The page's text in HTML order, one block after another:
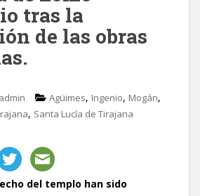
tras la
de las obras
admin Agüimes, Ingenio, Mogán,
, Santa Lucía de Tirajana
del templo han sido